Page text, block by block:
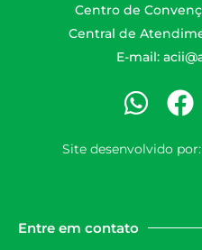
Centro de
Central de
E-mail:
Site desenvolvido por:
Entre em contato